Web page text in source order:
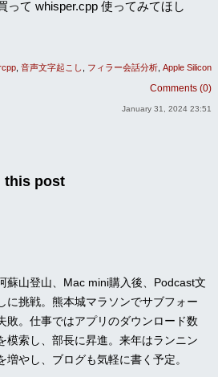
って whisper.cpp 使ってみてほし
音声文字起こし フィラー会話分析 Apple Silicon
Comments (0)
January 31, 2024 23:51
this post
蘇山登山、Mac mini購入後、Podcast文
に挑戦。熊本城マラソンでサブフォー
敗。仕事ではアプリのダウンロード数
模索し、部長に昇進。来年はランニン
増やし、ブログも気軽に書く予定。